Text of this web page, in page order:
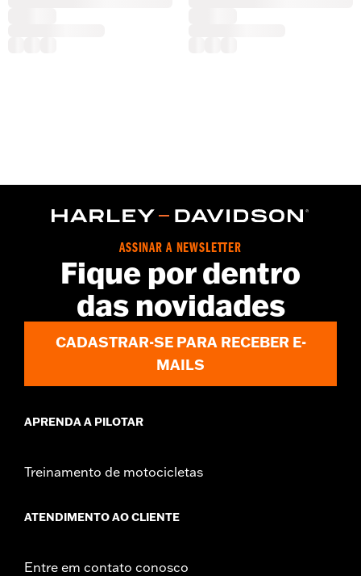
ASSINAR A NEWSLETTER
Fique por dentro
das novidades
CADASTRAR-SE PARA RECEBER E-
MAILS
APRENDA A PILOTAR
Treinamento de motocicletas
ATENDIMENTO AO CLIENTE
Entre em contato conosco